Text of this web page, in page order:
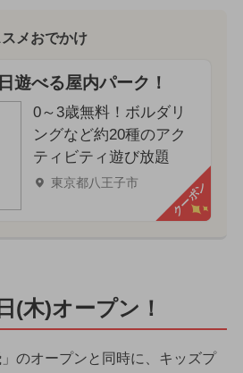
メおでかけ
遊べる屋内パーク！
0～3歳無料！ボルダリ
ングなど約20種のアク
ティビティ遊び放題
東京都八王子市 クーポン
(木)オープン！
」のオープンと同時に、キッズプ